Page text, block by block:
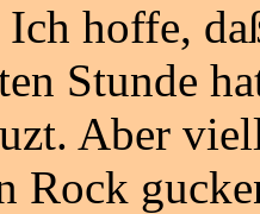
Ich hoffe,
Stunde
Aber
Rock